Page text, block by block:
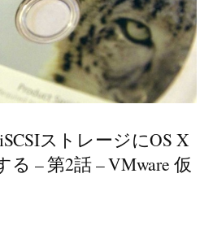
ストレージにOS X
– 第2話 – VMware 仮